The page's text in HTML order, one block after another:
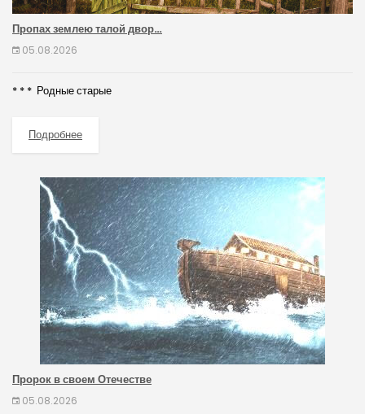
Пропах землею талой двор…
05.08.2026
* * * Родные старые
Подробнее
Пророк в своем Отечестве
05.08.2026